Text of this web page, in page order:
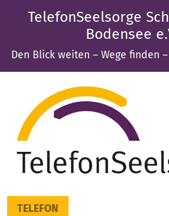
TelefonSeelsorge
Bodensee
Den Blick weiten – Wege finden
TELEFON